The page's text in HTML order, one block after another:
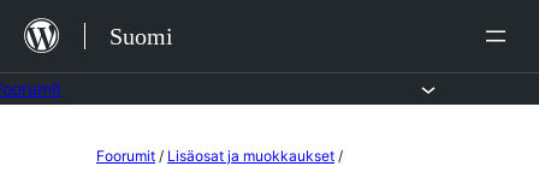
Siirry
sisältöön
Suomi
Foorumit / Lisäosat ja muokkaukset /